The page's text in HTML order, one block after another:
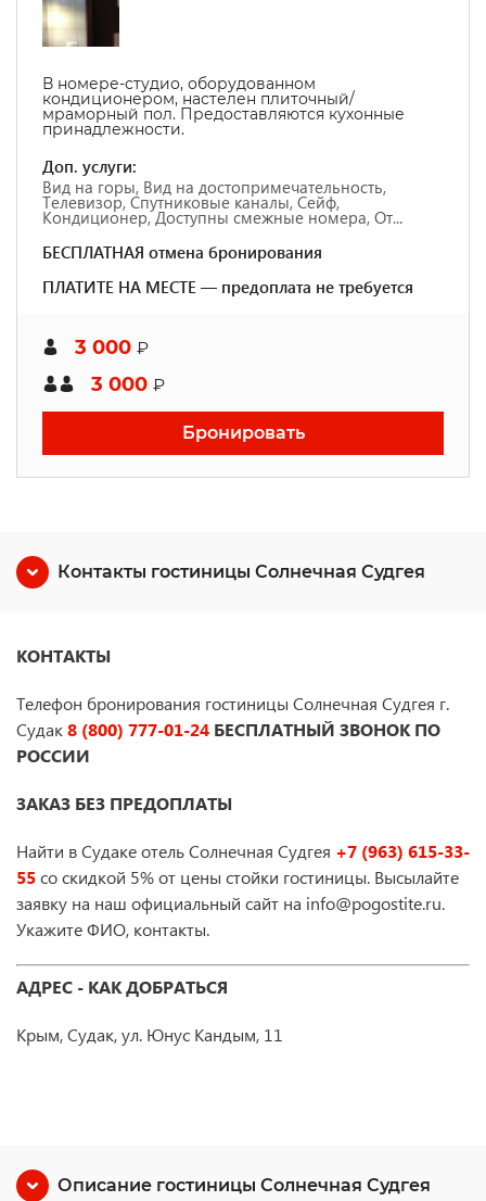
В номере-студио, оборудованном
кондиционером, настелен плиточный/
мраморный пол. Предоставляются кухонные
принадлежности.
Доп. услуги:
Вид на горы, Вид на достопримечательность,
Телевизор, Спутниковые каналы, Сейф,
Кондиционер, Доступны смежные номера, От...
БЕСПЛАТНАЯ отмена бронирования
ПЛАТИТЕ НА МЕСТЕ — предоплата не требуется
3 000 ₽
3 000 ₽
Бронировать
Контакты гостиницы Солнечная Судгея
КОНТАКТЫ
Телефон бронирования гостиницы Солнечная Судгея г.
Судак8 (800) 777-01-24 БЕСПЛАТНЫЙ ЗВОНОК ПО
РОССИИ
ЗАКАЗ БЕЗ ПРЕДОПЛАТЫ
Найти в Судаке отель Солнечная Судгея +7 (963) 615-33-
55со скидкой 5% от цены стойки гостиницы. Высылайте
заявку на наш официальный сайт на info@pogostite.ru.
Укажите ФИО, контакты.
АДРЕС - КАК ДОБРАТЬСЯ
Крым, Судак, ул. Юнус Кандым, 11
Описание гостиницы Солнечная Судгея